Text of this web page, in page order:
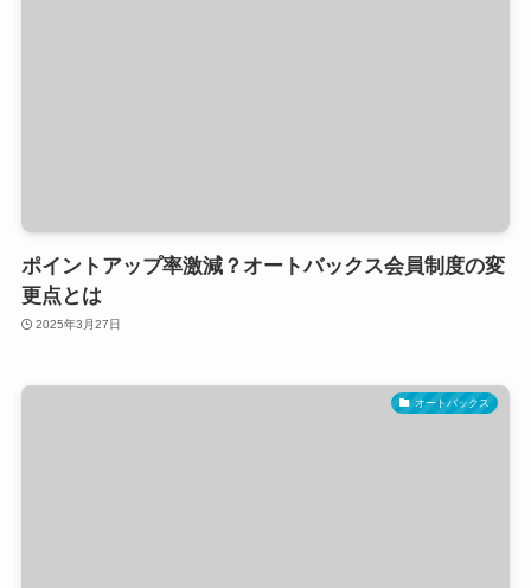
ポイントアップ率激減？オートバックス会員制度の変
更点とは
2025年3月27日
オートバックス